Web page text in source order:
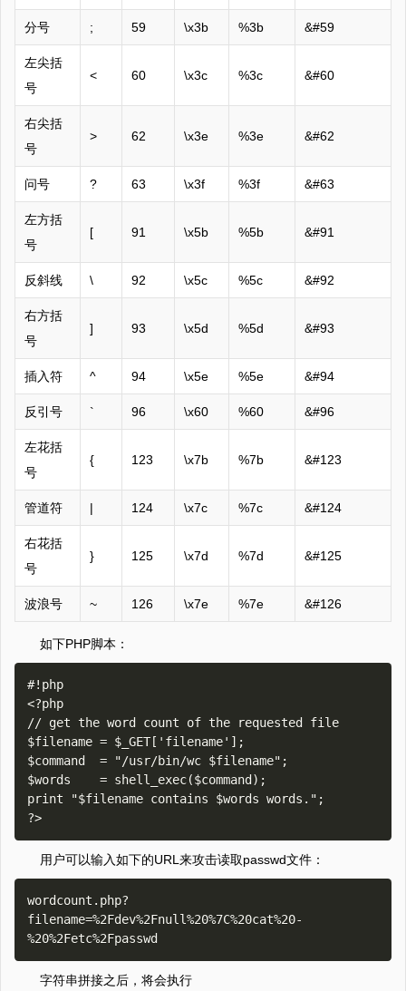
分号 ; 59 \x3b %3b &#59
左尖括
号
< 60 \x3c %3c &#60
右尖括
号
> 62 \x3e %3e &#62
问号 ? 63 \x3f %3f &#63
左方括
号
[ 91 \x5b %5b &#91
反斜线 \ 92 \x5c %5c &#92
右方括
号
] 93 \x5d %5d &#93
插入符 ^ 94 \x5e %5e &#94
反引号 ` 96 \x60 %60 &#96
左花括
号
{ 123 \x7b %7b &#123
管道符 | 124 \x7c %7c &#124
右花括
号
} 125 \x7d %7d &#125
波浪号 ~ 126 \x7e %7e &#126
如下PHP脚本：
#!php
<?php
// get the word count of the requested file
$filename = $_GET['filename'];
$command  = "/usr/bin/wc $filename";
$words    = shell_exec($command);
print "$filename contains $words words.";
用户可以输入如下的URL来攻击读取passwd文件：
wordcount.php?
filename=%2Fdev%2Fnull%20%7C%20cat%20-
字符串拼接之后，将会执行